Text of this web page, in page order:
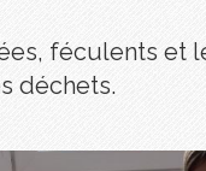
féculents et
déchets.